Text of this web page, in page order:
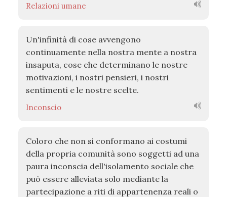
Relazioni umane
Un'infinità di cose avvengono
continuamente nella nostra mente a nostra
insaputa, cose che determinano le nostre
motivazioni, i nostri pensieri, i nostri
sentimenti e le nostre scelte.
Inconscio
Coloro che non si conformano ai costumi
della propria comunità sono soggetti ad una
paura inconscia dell'isolamento sociale che
può essere alleviata solo mediante la
partecipazione a riti di appartenenza reali o